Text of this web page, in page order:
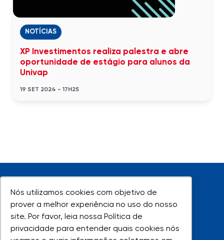
Nós utilizamos cookies com objetivo de
prover a melhor experiência no uso do nosso
site. Por favor, leia nossa Política de
privacidade para entender quais cookies nós
Nós utilizamos cookies com objetivo de
prover a melhor experiência no uso do nosso
site. Por favor, leia nossa Política de
privacidade para entender quais cookies nós
NOTÍCIAS
XP Investimentos realiza palestra e abre
oportunidade de estágio para alunos da
Univap
19 SET 2024 - 17H25
UNIVAP - Todos os direitos reservados